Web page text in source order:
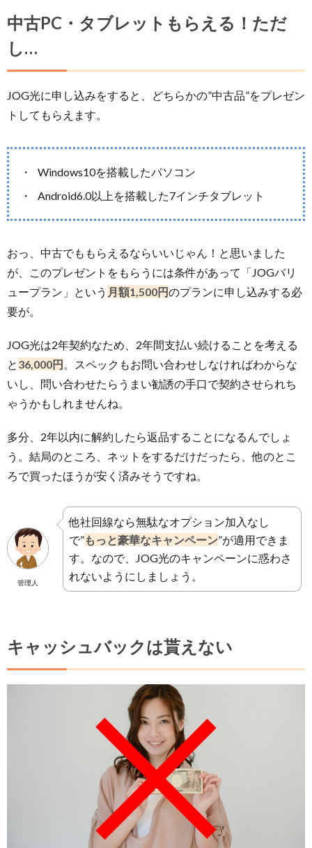
中古PC・タブレットもらえる！ただ
し…
JOG光に申し込みをすると、どちらかの”中古品”をプレゼン
トしてもらえます。
Windows10を搭載したパソコン
Android6.0以上を搭載した7インチタブレット
おっ、中古でももらえるならいいじゃん！と思いました
が、このプレゼントをもらうには条件があって「JOGバリ
ュープラン」という 月額1,500円のプランに申し込みする必
要が。
JOG光は2年契約なため、2年間支払い続けることを考える
と 36,000円 。スペックもお問い合わせしなければわからな
いし、問い合わせたらうまい勧誘の手口で契約させられち
ゃうかもしれませんね。
多分、2年以内に解約したら返品することになるんでしょ
う。結局のところ、ネットをするだけだったら、他のとこ
ろで買ったほうが安く済みそうですね。
管理人
他社回線なら無駄なオプション加入なし
で”もっと豪華なキャンペーン”が適用できま
す。なので、JOG光のキャンペーンに惑わさ
れないようにしましょう。
キャッシュバックは貰えない